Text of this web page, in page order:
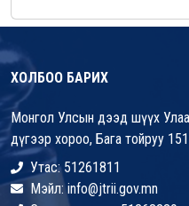
ХОЛБОО БАРИХ
Монгол Улсын дээд шүүх
дүгээр хороо, Бага тойруу
Утас: 51261811
Мэйл: info@jtrii.gov.mn